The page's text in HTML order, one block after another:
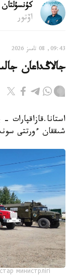
اۆتور
09:43, 08 تامىز 2026
جالاڭداعان
استانا.قازاقپارات
شىققان ءورتتى
министрлігі